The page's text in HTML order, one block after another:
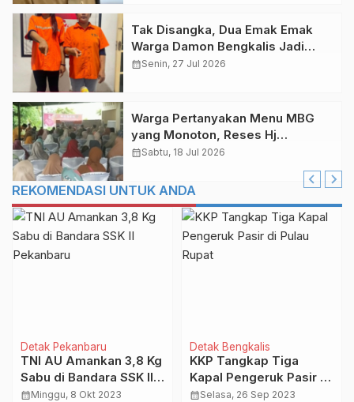
Tak Disangka, Dua Emak Emak
Warga Damon Bengkalis Jadi
Pengedar Sabu
calendar_monthSenin, 27 Jul 2026
Warga Pertanyakan Menu MBG
yang Monoton, Reses Hj
Nurhasanah di Balik Alam
calendar_monthSabtu, 18 Jul 2026
REKOMENDASI UNTUK ANDA
Detak Pekanbaru
TNI AU Amankan 3,8 Kg
Sabu di Bandara SSK II
Pekanbaru
calendar_monthMinggu, 8 Okt 2023
Detak Bengkalis
KKP Tangkap Tiga
Kapal Pengeruk Pasir di
Pulau Rupat
calendar_monthSelasa, 26 Sep 2023